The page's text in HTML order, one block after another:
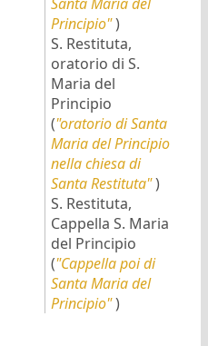
Principio")
S. Restituta,
oratorio di S.
Maria del
Principio
("oratorio di Santa
Maria del Principio
nella chiesa di
Santa Restituta")
S. Restituta,
Cappella S. Maria
del Principio
("Cappella poi di
Santa Maria del
Principio")